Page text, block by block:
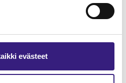
evästeet